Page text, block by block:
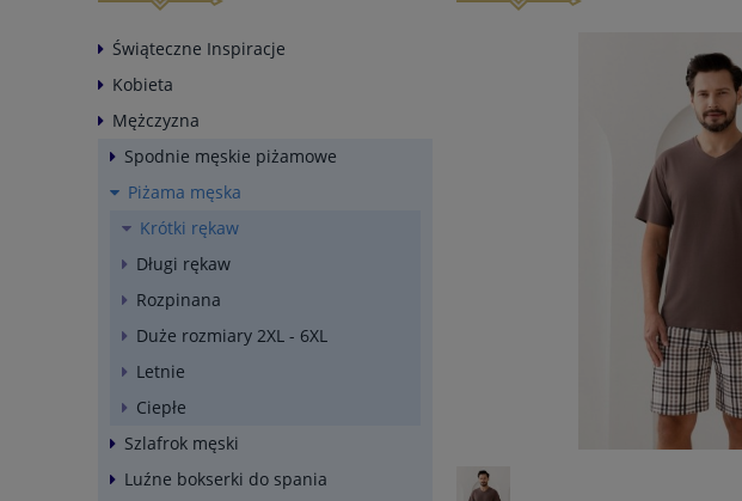
Świąteczne Inspiracje
Kobieta
Mężczyzna
Spodnie męskie piżamowe
Piżama męska
Krótki rękaw
Długi rękaw
Rozpinana
Duże rozmiary 2XL - 6XL
Letnie
Ciepłe
Szlafrok męski
Luźne bokserki do spania